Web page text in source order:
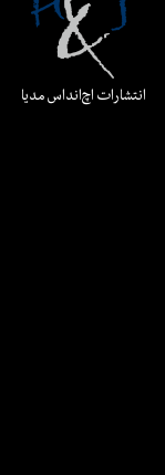
انتشارات اچ‌اند‌اس مدیا